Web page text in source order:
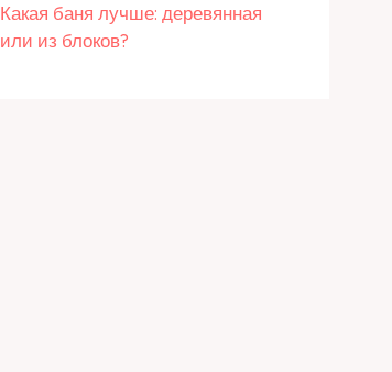
Какая баня лучше: деревянная
или из блоков?